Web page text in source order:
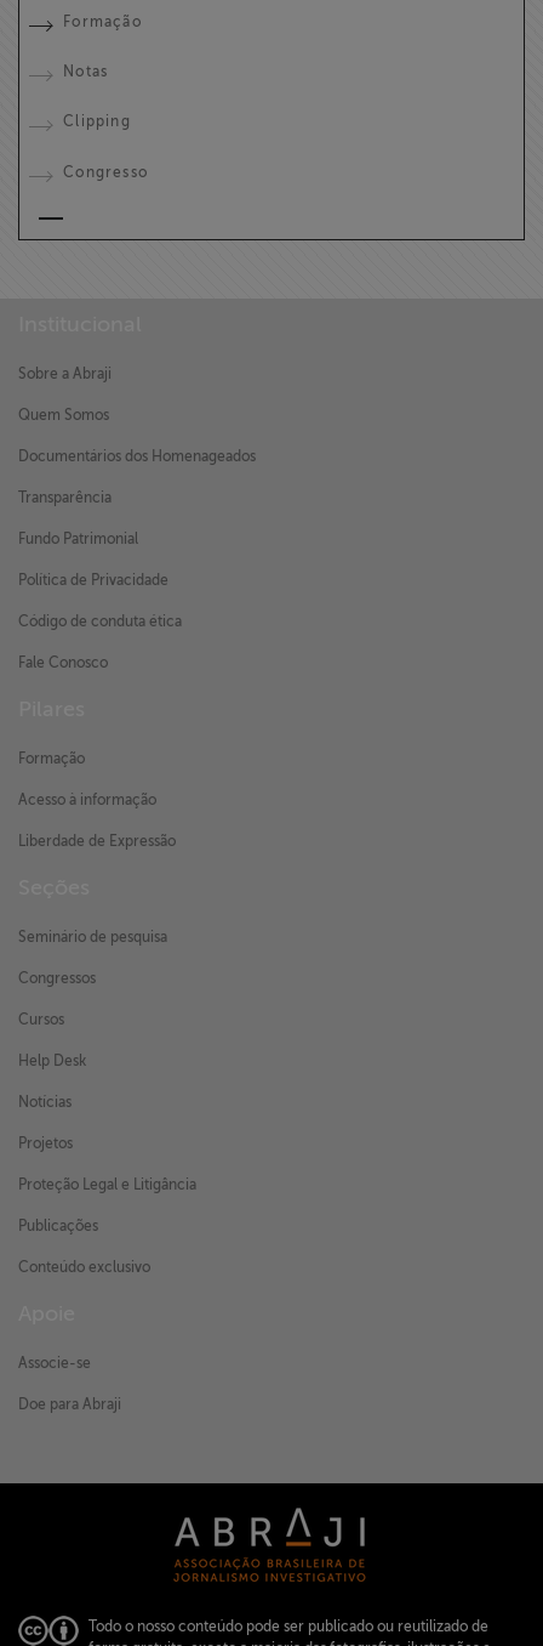
Formação
Notas
Clipping
Congresso
Sobre a Abraji
Quem Somos
Documentários dos Homenageados
Transparência
Fundo Patrimonial
Política de Privacidade
Código de conduta ética
Fale Conosco
Formação
Acesso à informação
Liberdade de Expressão
Seminário de pesquisa
Congressos
Cursos
Help Desk
Notícias
Projetos
Proteção Legal e Litigância
Publicações
Conteúdo exclusivo
Associe-se
Doe para Abraji
Todo o nosso conteúdo pode ser publicado ou reutilizado de